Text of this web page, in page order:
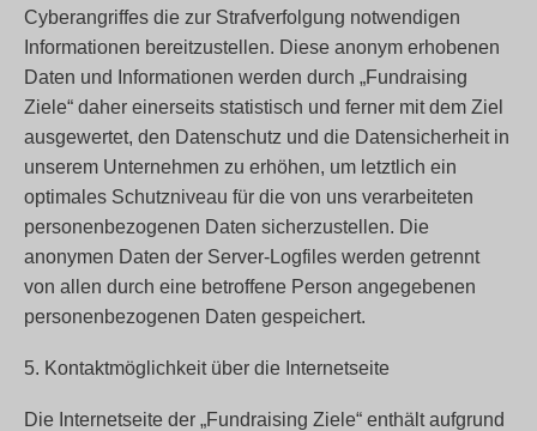
Cyberangriffes die zur Strafverfolgung notwendigen
Informationen bereitzustellen. Diese anonym erhobenen
Daten und Informationen werden durch „Fundraising
Ziele“ daher einerseits statistisch und ferner mit dem Ziel
ausgewertet, den Datenschutz und die Datensicherheit in
unserem Unternehmen zu erhöhen, um letztlich ein
optimales Schutzniveau für die von uns verarbeiteten
personenbezogenen Daten sicherzustellen. Die
anonymen Daten der Server-Logfiles werden getrennt
von allen durch eine betroffene Person angegebenen
personenbezogenen Daten gespeichert.
5. Kontaktmöglichkeit über die Internetseite
Die Internetseite der „Fundraising Ziele“ enthält aufgrund